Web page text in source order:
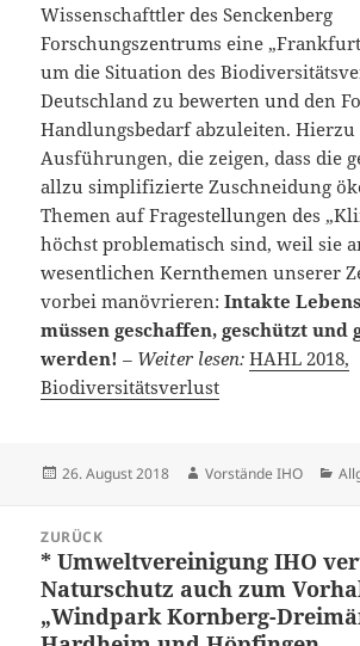
Wissenschafttler des Senckenberg
Forschungszentrums eine
um die Situation des
Deutschland zu bewerten und den
Handlungsbedarf abzuleiten. Hierzu
Ausführungen, die zeigen, dass die
allzu simplifizierte Zuschneidung
Themen auf Fragestellungen des
höchst problematisch sind, weil sie
wesentlichen Kernthemen unserer
vorbei manövrieren: Intakte
müssen geschaffen, geschützt und
werden! – Weiter lesen: HAHL 2018,
Biodiversitätsverlust
Veröffentlicht
26. August 2018 Autor
Vorstände IHO
ZURÜCK
Vorheriger
Beitrag:
* Umweltvereinigung IHO
Naturschutz auch zum
„Windpark Kornberg-